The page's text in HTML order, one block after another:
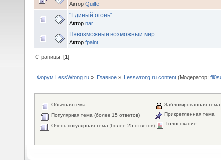
Автор Quilfe
"Единый огонь"
Автор nar
Невозможный возможный мир
Автор fpaint
Страницы: [1]
Форум LessWrong.ru » Главное» Lesswrong.ru content(Модератор:
Обычная тема
Популярная тема (более 15 ответов)
Очень популярная тема (более 25 ответов)
Заблокированная тема
Прикрепленная тема
Голосование